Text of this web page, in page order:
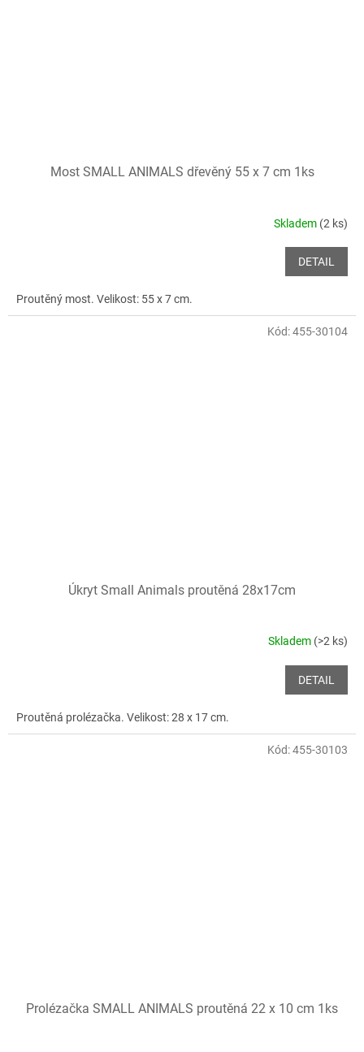
Most SMALL ANIMALS dřevěný 55 x 7 cm 1ks
Skladem (2 ks)
DETAIL
Proutěný most. Velikost: 55 x 7 cm.
Úkryt Small Animals proutěná 28x17cm
Skladem (>2 ks)
DETAIL
Proutěná prolézačka. Velikost: 28 x 17 cm.
Kód:455-30104
Prolézačka SMALL ANIMALS proutěná 22 x 10 cm 1ks
Kód:455-30103